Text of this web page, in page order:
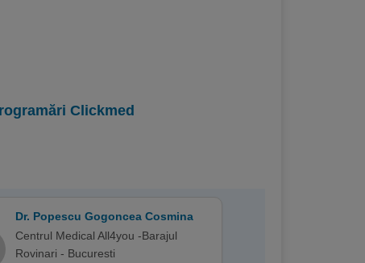
Clickmed
Dr. Popescu Gogoncea Cosmina
Centrul Medical All4you -Barajul
Rovinari - Bucuresti